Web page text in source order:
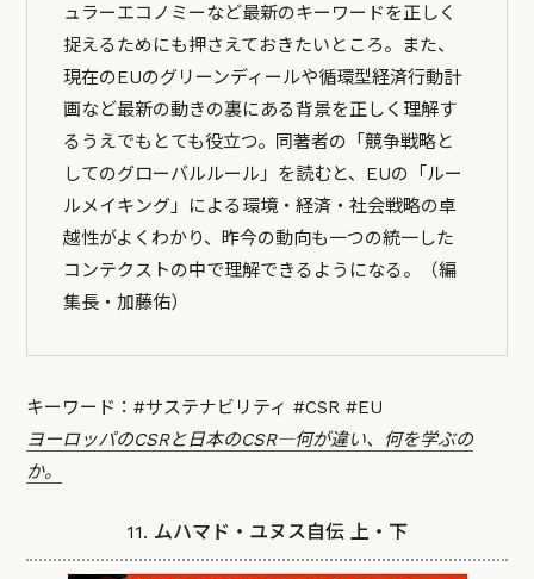
ュラーエコノミーなど最新のキーワードを正しく
捉えるためにも押さえておきたいところ。また、
現在のEUのグリーンディールや循環型経済行動計
画など最新の動きの裏にある背景を正しく理解す
るうえでもとても役立つ。同著者の「競争戦略と
してのグローバルルール」を読むと、EUの「ルー
ルメイキング」による環境・経済・社会戦略の卓
越性がよくわかり、昨今の動向も一つの統一した
コンテクストの中で理解できるようになる。（編
集長・加藤佑）
キーワード：#サステナビリティ #CSR #EU
ヨーロッパのCSRと日本のCSR―何が違い、何を学ぶの
か。
11. ムハマド・ユヌス自伝 上・下